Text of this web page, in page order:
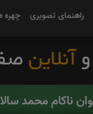
راهنمای تصویری چهره
ناکام محمد